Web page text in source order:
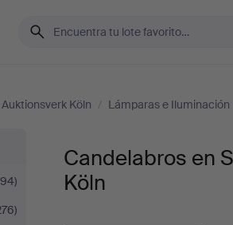
Köln / Lámparas e Iluminación
Candelabros en
Köln